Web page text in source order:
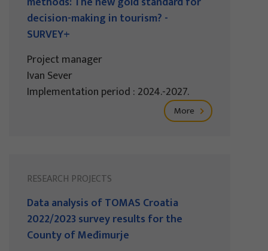
decision-making in tourism? -
SURVEY+
Project manager
Ivan Sever
Implementation period : 2024.-2027.
More
RESEARCH PROJECTS
Data analysis of TOMAS Croatia
2022/2023 survey results for the
County of Međimurje